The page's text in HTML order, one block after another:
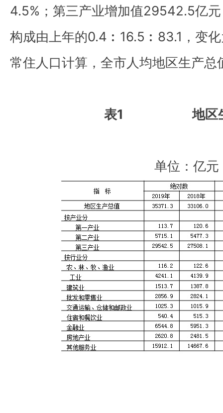
4.5%；第三产业增加值29542.5亿
构成由上年的0.4︰16.5︰83.1，变
常住人口计算，全市人均地区生产总
表1 地区生
单位：亿元